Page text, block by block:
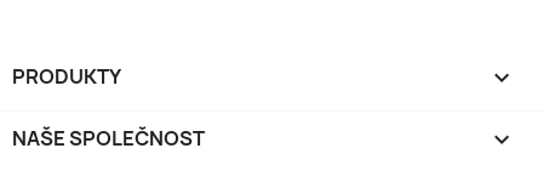
PRODUKTY 
NAŠE SPOLEČNOST 